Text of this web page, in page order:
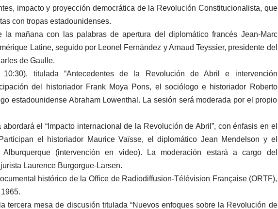
impacto y proyección democrática de la Revolución Constitucionalista, que
con tropas estadounidenses.
mañana con las palabras de apertura del diplomático francés Jean-Marc
Latine, seguido por Leonel Fernández y Arnaud Teyssier, presidente del
de Gaulle.
titulada “Antecedentes de la Revolución de Abril e intervención
del historiador Frank Moya Pons, el sociólogo e historiador Roberto
estadounidense Abraham Lowenthal. La sesión será moderada por el propio
el “Impacto internacional de la Revolución de Abril”, con énfasis en el
el historiador Maurice Vaïsse, el diplomático Jean Mendelson y el
Alburquerque (intervención en video). La moderación estará a cargo del
Laurence Burgorgue-Larsen.
histórico de la Office de Radiodiffusion-Télévision Française (ORTF),
tercera mesa de discusión titulada “Nuevos enfoques sobre la Revolución de